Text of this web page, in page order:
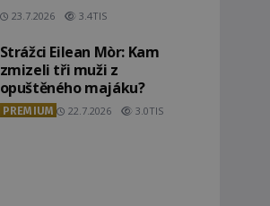
23.7.2026 3.4TIS
Strážci Eilean Mòr: Kam
zmizeli tři muži z
opuštěného majáku?
PREMIUM 22.7.2026 3.0TIS